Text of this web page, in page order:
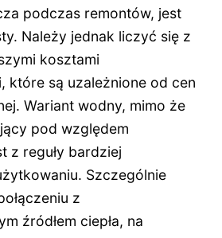
podczas remontów, jest
Należy jednak liczyć się z
kosztami
które są uzależnione od cen
Wariant wodny, mimo że
pod względem
z reguły bardziej
Szczególnie
z
źródłem ciepła, na